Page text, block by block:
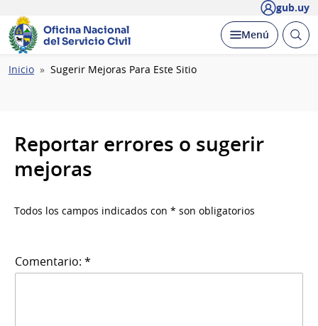
gub.uy
Oficina Nacional
del Servicio Civil
Desplegar
Menú Abrir
Ruta
Inicio Sugerir Mejoras Para Este Sitio
Reportar errores o sugerir
mejoras
Todos los campos indicados con * son obligatorios
Comentario: *